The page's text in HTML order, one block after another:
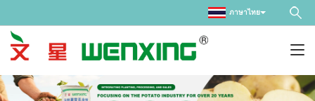
ภาษาไทย